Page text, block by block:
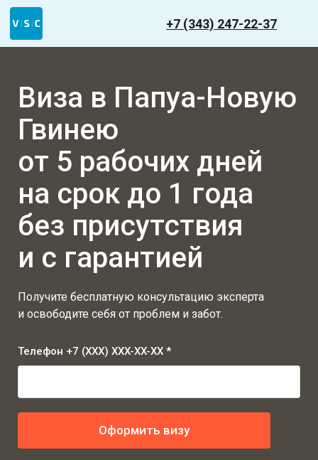
+7 (343) 247-22-37
Виза в Папуа-Новую
Гвинею
от 5 рабочих дней
на срок до 1 года
без присутствия
и с гарантией
Получите бесплатную консультацию эксперта
и освободите себя от проблем и забот.
Телефон +7 (XXX) XXX-XX-XX *
Оформить визу